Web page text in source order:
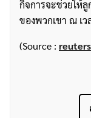
กิจการจะช่วยให้
ของพวกเขา ณ เ
(Source :